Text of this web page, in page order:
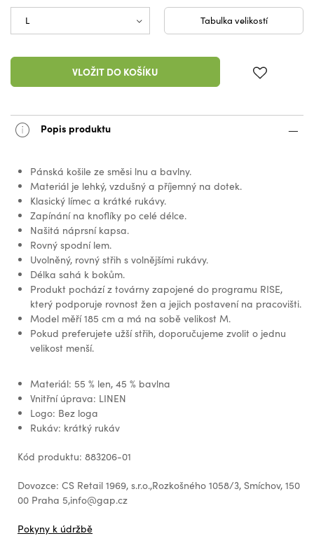
Tabulka velikostí
VLOŽIT DO KOŠÍKU
Popis produktu
Pánská košile ze směsi lnu a bavlny.
Materiál je lehký, vzdušný a příjemný na dotek.
Klasický límec a krátké rukávy.
Zapínání na knoflíky po celé délce.
Našitá náprsní kapsa.
Rovný spodní lem.
Uvolněný, rovný střih s volnějšími rukávy.
Délka sahá k bokům.
Produkt pochází z továrny zapojené do programu RISE,
který podporuje rovnost žen a jejich postavení na pracovišti.
Model měří 185 cm a má na sobě velikost M.
Pokud preferujete užší střih, doporučujeme zvolit o jednu
velikost menší.
Materiál: 55 % len, 45 % bavlna
Vnitřní úprava: LINEN
Logo: Bez loga
Rukáv: krátký rukáv
Kód produktu: 883206-01
Dovozce: CS Retail 1969, s.r.o.,Rozkošného 1058/3, Smíchov, 150
00 Praha 5,info@gap.cz
Pokyny k údržbě